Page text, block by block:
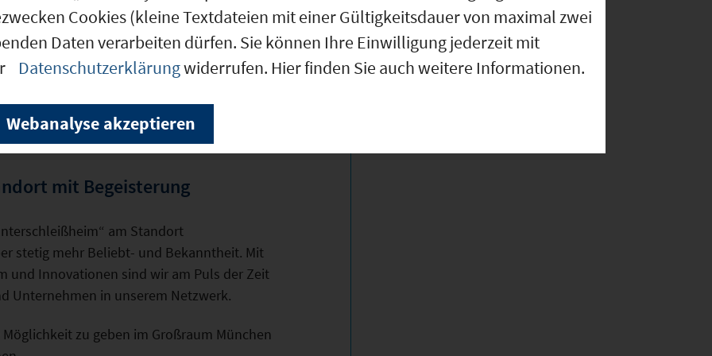
mit Begeisterung
am Standort
stetig mehr Beliebt- und Bekanntheit. Mit
und Innovationen sind wir am Puls der Zeit
Unternehmen in unserem Netzwerk.
zu geben im Großraum München
Cookies (kleine Textdateien mit einer Gültigkeitsdauer von maximal zwei
Daten verarbeiten dürfen. Sie können Ihre Einwilligung jederzeit mit
Datenschutzerklärungwiderrufen. Hier finden Sie auch weitere Informationen.
Webanalyse akzeptieren